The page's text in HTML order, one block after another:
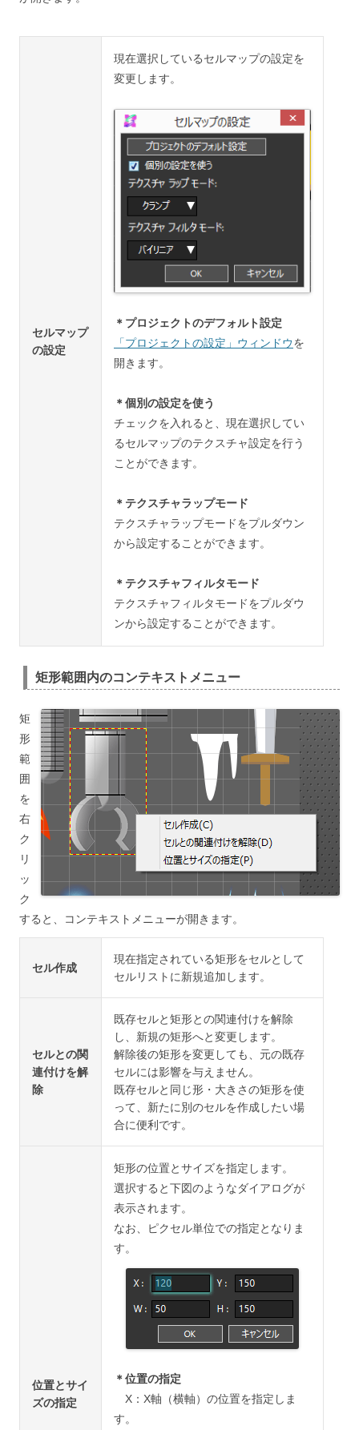
セルマップ
の設定
現在選択しているセルマップの設定を
変更します。
＊プロジェクトのデフォルト設定
「プロジェクトの設定」ウィンドウを
開きます。
＊個別の設定を使う
チェックを入れると、現在選択してい
るセルマップのテクスチャ設定を行う
ことができます。
＊テクスチャラップモード
テクスチャラップモードをプルダウン
から設定することができます。
＊テクスチャフィルタモード
テクスチャフィルタモードをプルダウ
ンから設定することができます。
矩形範囲内のコンテキストメニュー
矩
形
範
囲
を
右
ク
リ
ッ
ク
すると、コンテキストメニューが開きます。
セル作成
現在指定されている矩形をセルとして
セルリストに新規追加します。
セルとの関
連付けを解
除
既存セルと矩形との関連付けを解除
し、新規の矩形へと変更します。
解除後の矩形を変更しても、元の既存
セルには影響を与えません。
既存セルと同じ形・大きさの矩形を使
って、新たに別のセルを作成したい場
合に便利です。
位置とサイ
ズの指定
矩形の位置とサイズを指定します。
選択すると下図のようなダイアログが
表示されます。
なお、ピクセル単位での指定となりま
す。
＊位置の指定
X：X軸（横軸）の位置を指定しま
す。